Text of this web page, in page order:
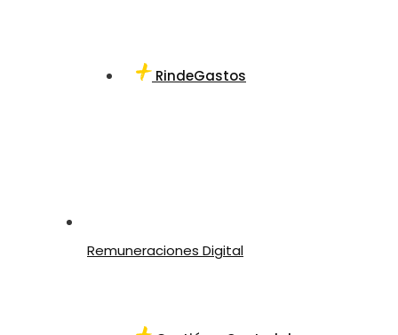
RindeGastos
Remuneraciones Digital